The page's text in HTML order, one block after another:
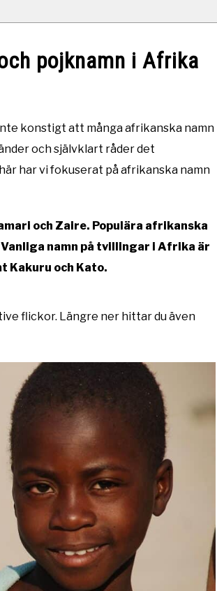
pojknamn i Afrika
konstigt att många afrikanska namn
och självklart råder det
har vi fokuserat på afrikanska namn
och Zaire. Populära afrikanska
namn på tvillingar i Afrika är
Kakuru och Kato.
flickor. Längre ner hittar du även